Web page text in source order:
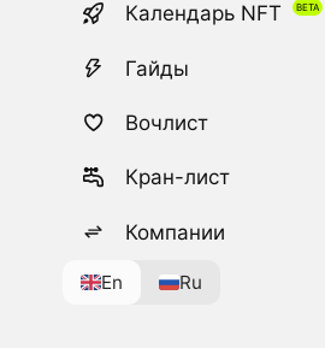
Календарь NFT
Гайды
Вочлист
Кран-лист
Компании
En Ru